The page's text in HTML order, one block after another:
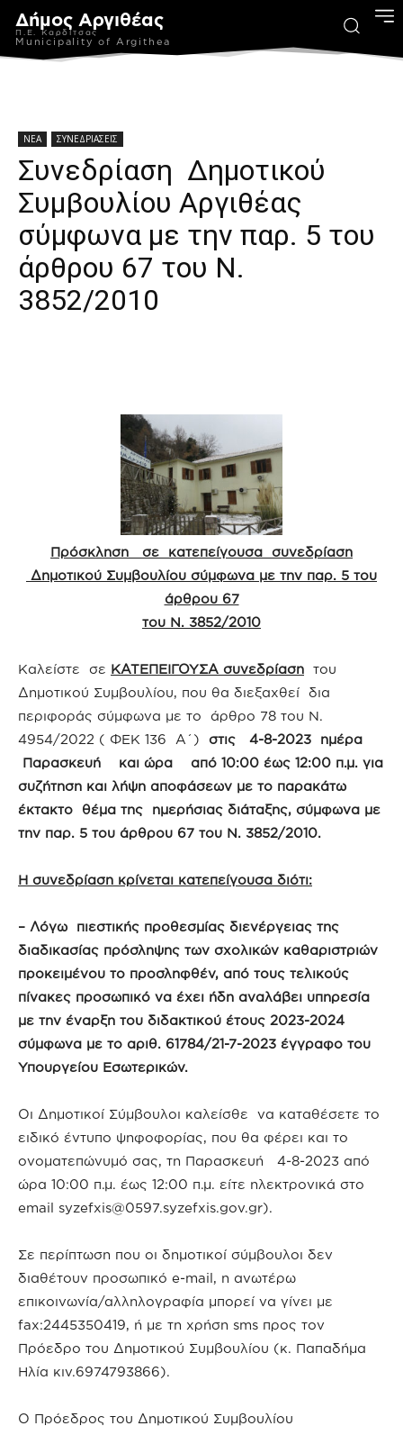
Δήμος Αργιθέας
Π.Ε. Καρδίτσας
Municipality of Argithea
ΝΕΑ ΣΥΝΕΔΡΙΑΣΕΙΣ
Συνεδρίαση Δημοτικού
Συμβουλίου Αργιθέας
σύμφωνα με την παρ. 5 του
άρθρου 67 του Ν.
3852/2010
Πρόσκληση σε κατεπείγουσα συνεδρίαση
Δημοτικού Συμβουλίου σύμφωνα με την παρ. 5 του
άρθρου 67
του Ν. 3852/2010
Καλείστε σε ΚΑΤΕΠΕΙΓΟΥΣΑ συνεδρίαση του
Δημοτικού Συμβουλίου, που θα διεξαχθεί δια
περιφοράς σύμφωνα με το άρθρο 78 του Ν.
4954/2022 ( ΦΕΚ 136 Α΄) στις 4-8-2023 ημέρα
Παρασκευή και ώρα από 10:00 έως 12:00 π.μ. για
συζήτηση και λήψη αποφάσεων με το παρακάτω
έκτακτο θέμα της ημερήσιας διάταξης, σύμφωνα με
την παρ. 5 του άρθρου 67 του Ν. 3852/2010.
Η συνεδρίαση κρίνεται κατεπείγουσα διότι:
– Λόγω πιεστικής προθεσμίας διενέργειας της
διαδικασίας πρόσληψης των σχολικών καθαριστριών
προκειμένου το προσληφθέν, από τους τελικούς
πίνακες προσωπικό να έχει ήδη αναλάβει υπηρεσία
με την έναρξη του διδακτικού έτους 2023-2024
σύμφωνα με το αριθ. 61784/21-7-2023 έγγραφο του
Υπουργείου Εσωτερικών.
Οι Δημοτικοί Σύμβουλοι καλείσθε να καταθέσετε το
ειδικό έντυπο ψηφοφορίας, που θα φέρει και το
ονοματεπώνυμό σας, τη Παρασκευή 4-8-2023 από
ώρα 10:00 π.μ. έως 12:00 π.μ. είτε ηλεκτρονικά στο
email syzefxis@0597.syzefxis.gov.gr).
Σε περίπτωση που οι δημοτικοί σύμβουλοι δεν
διαθέτουν προσωπικό e-mail, η ανωτέρω
επικοινωνία/αλληλογραφία μπορεί να γίνει με
fax:2445350419, ή με τη χρήση sms προς τον
Πρόεδρο του Δημοτικού Συμβουλίου (κ. Παπαδήμα
Ηλία κιν.6974793866).
Ο Πρόεδρος του Δημοτικού Συμβουλίου